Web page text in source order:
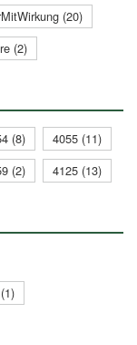
(20)
(2)
(8)
4055 (11)
(2) 4125 (13)